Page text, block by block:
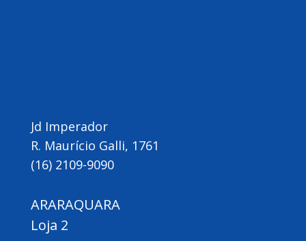
Jd Imperador
R. Maurício Galli, 1761
(16) 2109-9090
ARARAQUARA
Loja 2